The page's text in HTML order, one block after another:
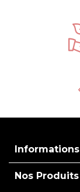
Informations
Nos Produits